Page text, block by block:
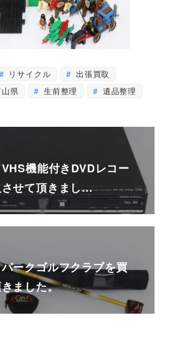
リサイクル
出張買取
県 生前整理 遺品整理
機能付きDVDレコー
させて頂きまし…
ークゴルフクラブを買
ました。